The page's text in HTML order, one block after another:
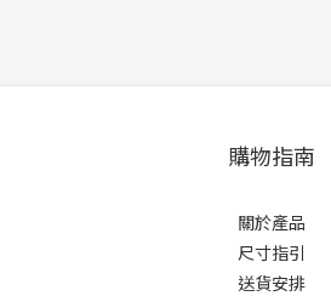
購物指南
關於產品
尺寸指引
送貨安排